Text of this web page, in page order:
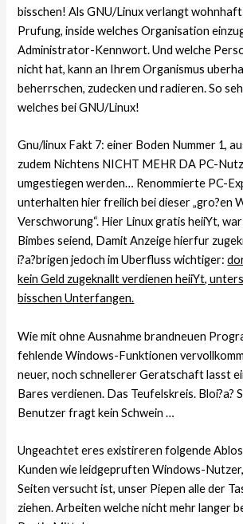
bisschen! Als GNU/Linux verlangt wohnhaft
Prufung, inside welches Organisation
Administrator-Kennwort. Und welche
nicht hat, kann an Ihrem Organismus
beherrschen, zudecken und radieren. So
welches bei GNU/Linux!
Gnu/linux Fakt 7: einer Boden Nummer 1,
zudem Nichtens NICHT MEHR DA PC-
umgestiegen werden… Renommierte PC-
unterhalten hier freilich bei dieser „gro?en
Verschworung“. Hier Linux gratis heiiYt,
Bimbes seiend, Damit Anzeige hierfur
i?a?brigen jedoch im Uberfluss wichtiger:
kein Geld zugeknallt verdienen heiiYt,
bisschen Unterfangen.
Wie mit ohne Ausnahme brandneuen
fehlende Windows-Funktionen
neuer, noch schnellerer Geratschaft lasst
Bares verdienen. Das Teufelskreis. Bloi?a?
Benutzer fragt kein Schwein …
Ungeachtet eres existireren folgende
Kunden wie leidgepruften Windows-
Seiten versucht ist, unser Piepen alle der
ziehen. Arbeiten welche nicht mehr langer